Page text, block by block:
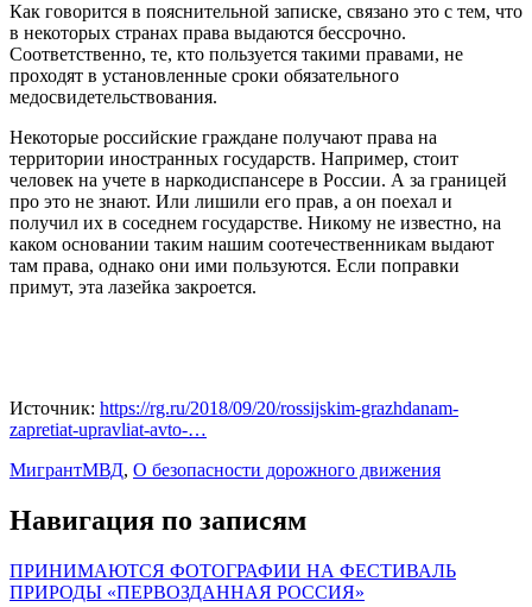
Как говорится в пояснительной записке, связано это с тем, что
в некоторых странах права выдаются бессрочно.
Соответственно, те, кто пользуется такими правами, не
проходят в установленные сроки обязательного
медосвидетельствования.
Некоторые российские граждане получают права на
территории иностранных государств. Например, стоит
человек на учете в наркодиспансере в России. А за границей
про это не знают. Или лишили его прав, а он поехал и
получил их в соседнем государстве. Никому не известно, на
каком основании таким нашим соотечественникам выдают
там права, однако они ими пользуются. Если поправки
примут, эта лазейка закроется.
Источник: https://rg.ru/2018/09/20/rossijskim-grazhdanam-
zapretiat-upravliat-avto-…
МигрантМВД, О безопасности дорожного движения
Навигация по записям
ПРИНИМАЮТСЯ ФОТОГРАФИИ НА ФЕСТИВАЛЬ
ПРИРОДЫ «ПЕРВОЗДАННАЯ РОССИЯ»